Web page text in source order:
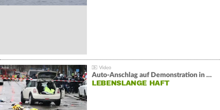
Auto-Anschlag auf Demonstration in München:
LEBENSLANGE HAFT